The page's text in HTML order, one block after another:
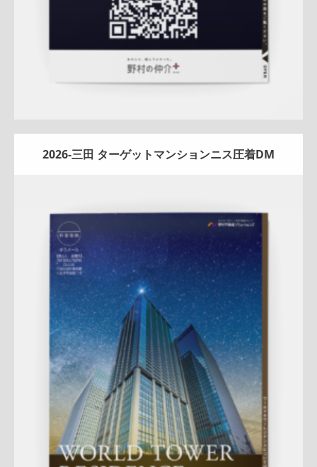
2026-三田 ターゲットマンションニス圧着DM
Update:2026.03.05
折りパンフレット マンション エリア広告シリーズ広告 人
気商品 売却訴求 査定 クール プレミアム三田センター QR
コードアフターフォロー 成約御礼
詳しく見る